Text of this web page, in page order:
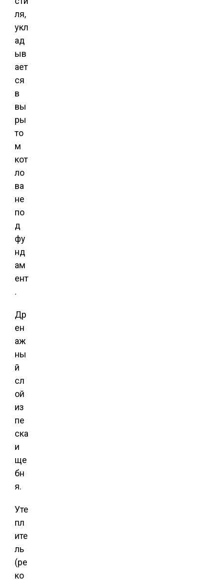
ля,
укл
ад
ыв
ает
ся
в
вы
ры
то
м
кот
ло
ва
не
по
д
фу
нд
ам
ент
.
Др
ен
аж
ны
й
сл
ой
из
пе
ска
и
ще
бн
я.
Уте
пл
ите
ль
(ре
ко